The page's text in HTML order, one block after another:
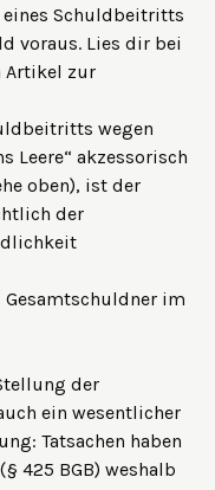
eines Schuldbeitritts
voraus. Lies dir bei
Artikel zur
wegen
Leere“ akzessorisch
oben), ist der
der
im
der
ein wesentlicher
Tatsachen haben
425 BGB) weshalb